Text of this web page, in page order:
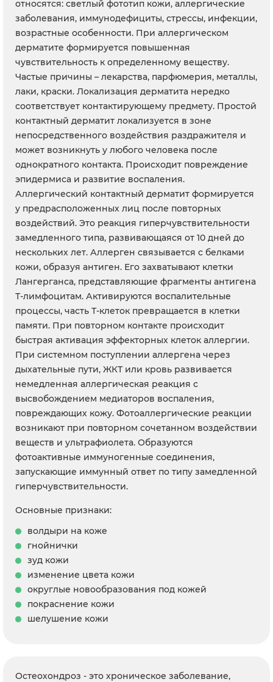
относятся: светлый фототип кожи, аллергические
заболевания, иммунодефициты, стрессы, инфекции,
возрастные особенности. При аллергическом
дерматите формируется повышенная
чувствительность к определенному веществу.
Частые причины – лекарства, парфюмерия, металлы,
лаки, краски. Локализация дерматита нередко
соответствует контактирующему предмету. Простой
контактный дерматит локализуется в зоне
непосредственного воздействия раздражителя и
может возникнуть у любого человека после
однократного контакта. Происходит повреждение
эпидермиса и развитие воспаления.
Аллергический контактный дерматит формируется
у предрасположенных лиц после повторных
воздействий. Это реакция гиперчувствительности
замедленного типа, развивающаяся от 10 дней до
нескольких лет. Аллерген связывается с белками
кожи, образуя антиген. Его захватывают клетки
Лангерганса, представляющие фрагменты антигена
Т-лимфоцитам. Активируются воспалительные
процессы, часть Т-клеток превращается в клетки
памяти. При повторном контакте происходит
быстрая активация эффекторных клеток аллергии.
При системном поступлении аллергена через
дыхательные пути, ЖКТ или кровь развивается
немедленная аллергическая реакция с
высвобождением медиаторов воспаления,
повреждающих кожу. Фотоаллергические реакции
возникают при повторном сочетанном воздействии
веществ и ультрафиолета. Образуются
фотоактивные иммуногенные соединения,
запускающие иммунный ответ по типу замедленной
гиперчувствительности.
Основные признаки:
волдыри на коже
гнойнички
зуд кожи
изменение цвета кожи
округлые новообразования под кожей
покраснение кожи
шелушение кожи
Остеохондроз - это хроническое заболевание,